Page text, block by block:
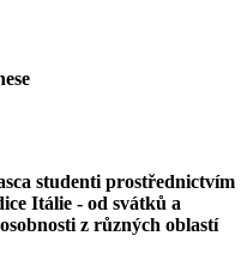
studenti prostřednictvím
Itálie - od svátků a
z různých oblastí